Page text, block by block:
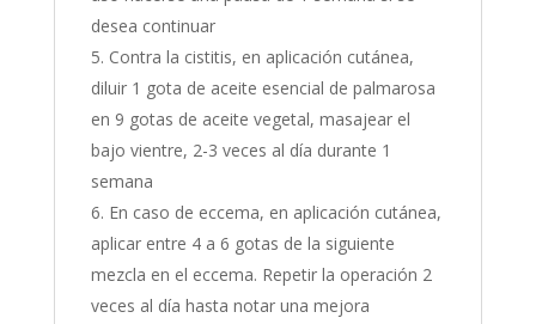
desea continuar
Contra la cistitis, en aplicación cutánea,
diluir 1 gota de aceite esencial de palmarosa
en 9 gotas de aceite vegetal, masajear el
bajo vientre, 2-3 veces al día durante 1
semana
En caso de eccema, en aplicación cutánea,
aplicar entre 4 a 6 gotas de la siguiente
mezcla en el eccema. Repetir la operación 2
veces al día hasta notar una mejora